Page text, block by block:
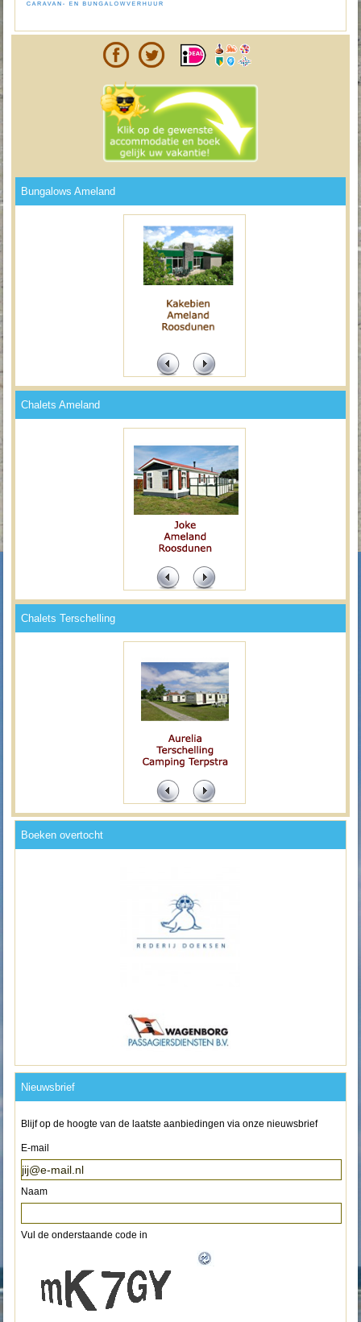
Bungalows Ameland
Chalets Ameland
Chalets Terschelling
Boeken overtocht
Nieuwsbrief
Blijf op de hoogte van de laatste aanbiedingen via onze nieuwsbrief
E-mail
Naam
Vul de onderstaande code in